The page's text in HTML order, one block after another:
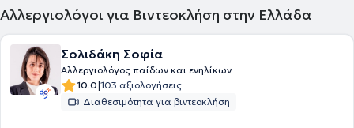
Αλλεργιολόγοι για Βιντεοκλήση στην Ελλάδα
Σολιδάκη Σοφία
Αλλεργιολόγος παίδων και ενηλίκων
10.0|103 αξιολογήσεις
Διαθεσιμότητα για βιντεοκλήση